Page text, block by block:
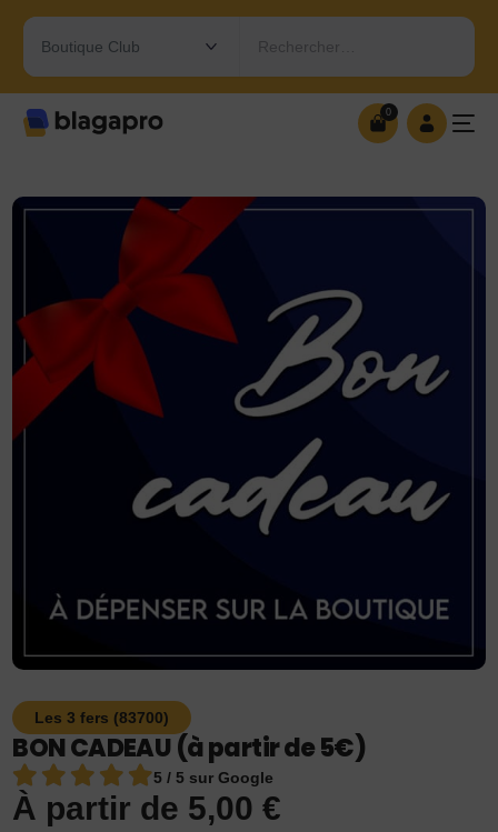
Rechercher…
0
Les 3 fers (83700)
BON CADEAU (à partir de 5€)
5 / 5 sur Google
À partir de 5,00€